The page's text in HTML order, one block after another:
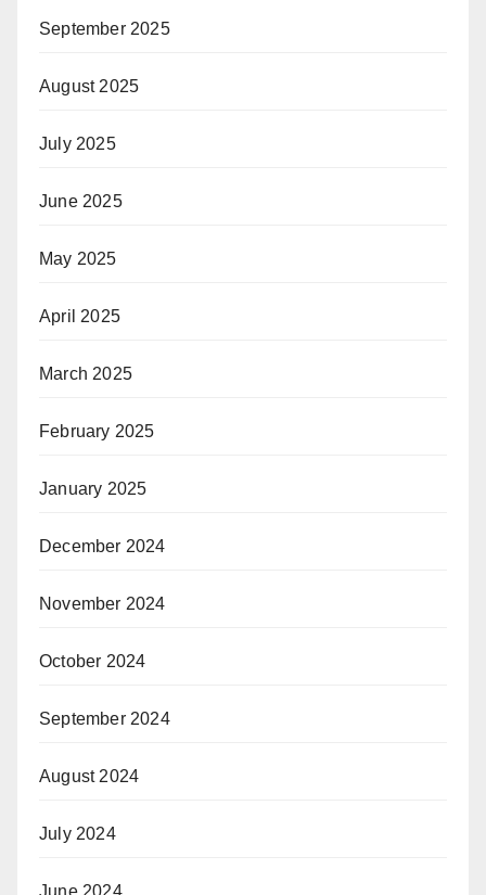
September 2025
August 2025
July 2025
June 2025
May 2025
April 2025
March 2025
February 2025
January 2025
December 2024
November 2024
October 2024
September 2024
August 2024
July 2024